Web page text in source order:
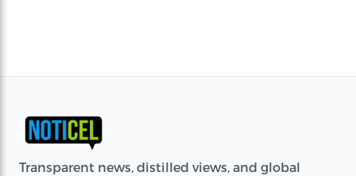
Transparent news, distilled views, and global